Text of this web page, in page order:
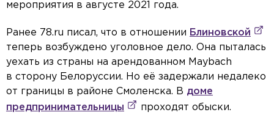
мероприятия в августе 2021 года.
Ранее 78.ru писал, что в отношении Блиновской
теперь возбуждено уголовное дело. Она пыталась
уехать из страны на арендованном Maybach
в сторону Белоруссии. Но её задержали недалеко
от границы в районе Смоленска. В доме
предпринимательницы
проходят обыски.